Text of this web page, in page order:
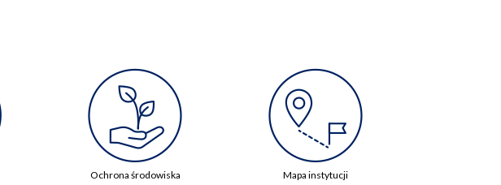
Ochrona środowiska Mapa instytucji